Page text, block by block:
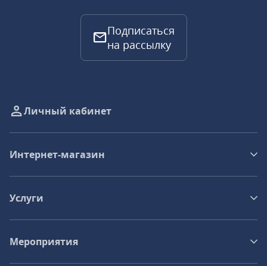
Подписаться
на рассылку
Личный кабинет
Интернет-магазин
Услуги
Мероприятия